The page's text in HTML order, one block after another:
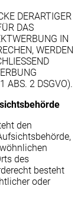
DERARTIGER
DAS
IN
WERDEN
ABS. 2 DSGVO).
den
des
besteht
oder